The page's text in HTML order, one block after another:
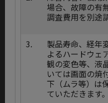
場合、故障の有
調査費用を別途
3.
製品寿命、経年
よるハードウェ
観の変色等、液
いては画面の焼
下（ムラ等）は
ていただきます。